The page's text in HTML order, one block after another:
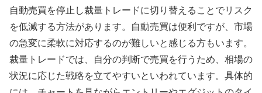
自動売買を停止し裁量トレードに切り替えることでリスク
を低減する方法があります。自動売買は便利ですが、市場
の急変に柔軟に対応するのが難しいと感じる方もいます。
裁量トレードでは、自分の判断で売買を行うため、相場の
状況に応じた戦略を立てやすいといわれています。具体的